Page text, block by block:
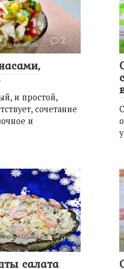
2
и простой,
сочетание
и
0
салата